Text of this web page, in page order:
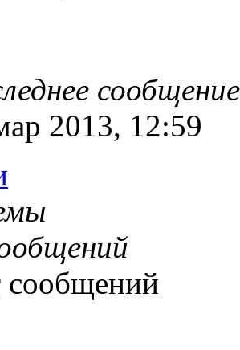
сообщение
2013, 12:59
сообщений